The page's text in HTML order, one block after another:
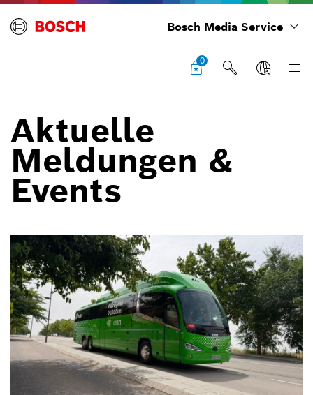
Bosch Media Service
0
Aktuelle
Meldungen &
Events